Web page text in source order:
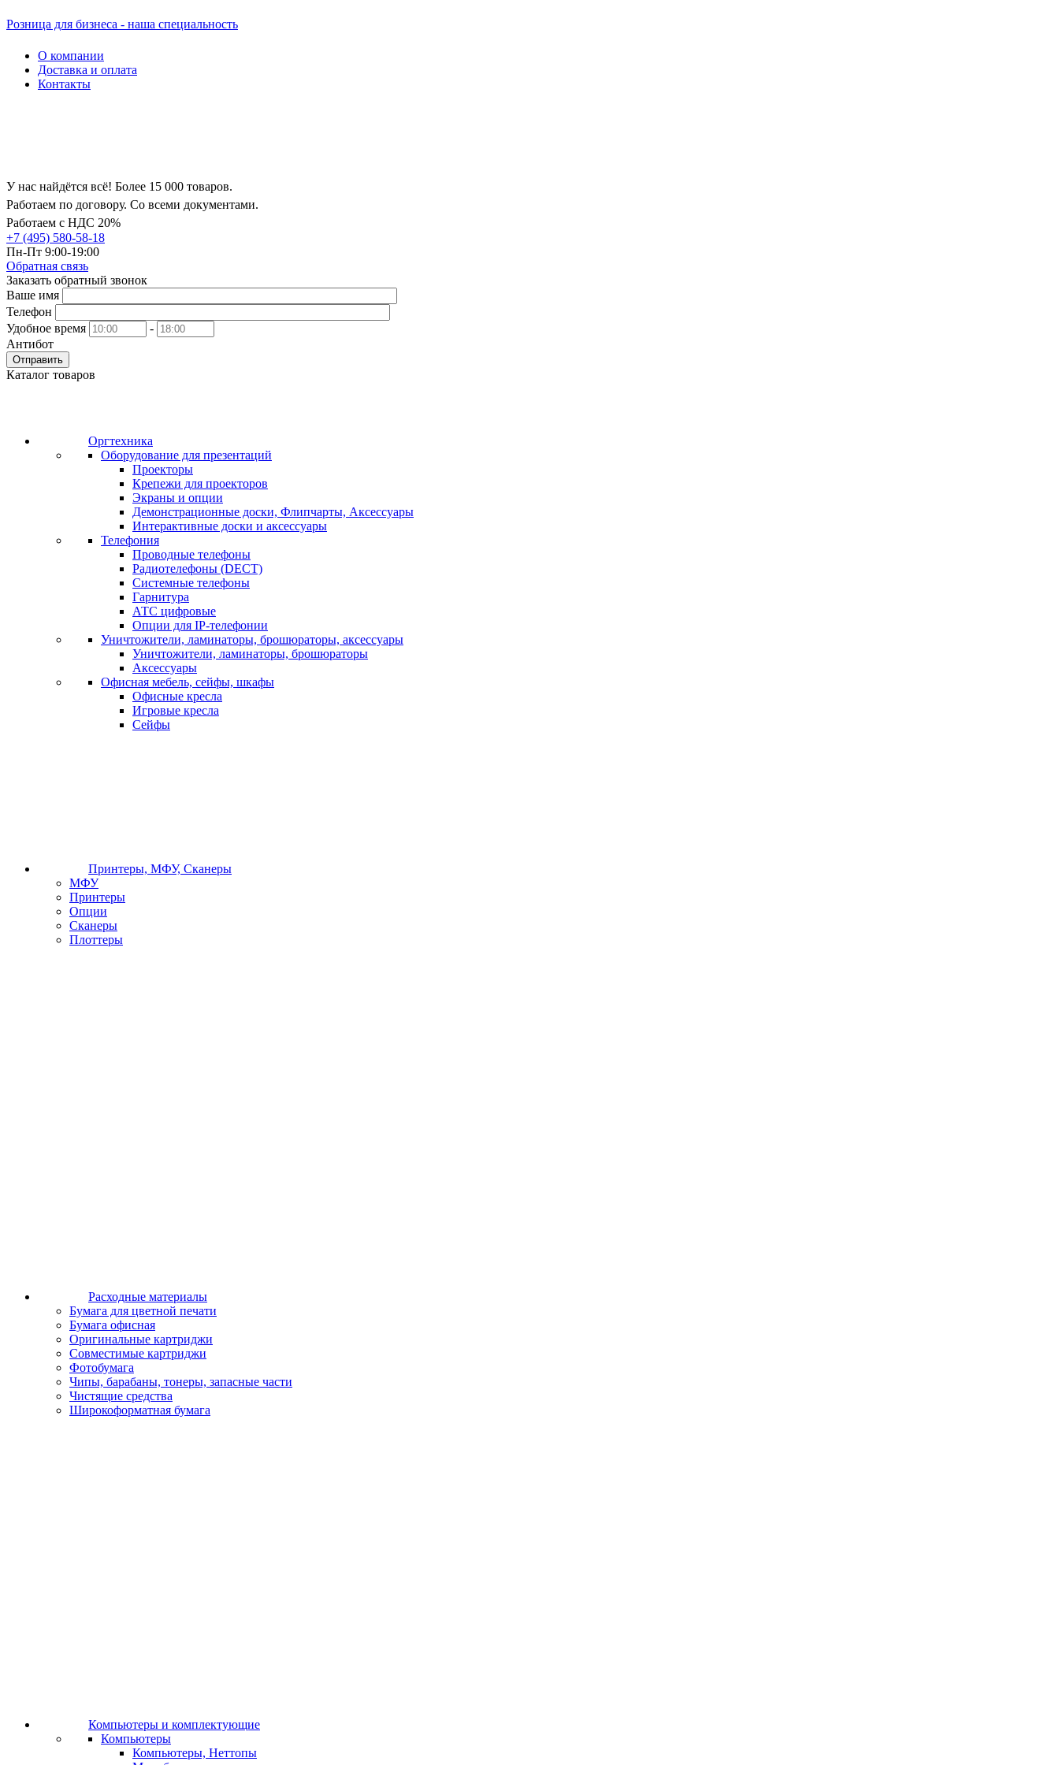
Розница для бизнеса - наша специальность
О компании
Доставка и оплата
Контакты
У нас найдётся всё! Более 15 000 товаров.
Работаем по договору. Со всеми документами.
Работаем с НДС 20%
+7 (495) 580-58-18
Пн-Пт 9:00-19:00
Обратная связь
Заказать обратный звонок
Ваше имя
Телефон
Удобное время
-
Антибот
Отправить
Каталог товаров
Оргтехника
Оборудование для презентаций
Проекторы
Крепежи для проекторов
Экраны и опции
Демонстрационные доски, Флипчарты, Аксессуары
Интерактивные доски и аксессуары
Телефония
Проводные телефоны
Радиотелефоны (DECT)
Системные телефоны
Гарнитура
АТС цифровые
Опции для IP-телефонии
Уничтожители, ламинаторы, брошюраторы, аксессуары
Уничтожители, ламинаторы, брошюраторы
Аксессуары
Офисная мебель, сейфы, шкафы
Офисные кресла
Игровые кресла
Сейфы
Принтеры, МФУ, Сканеры
МФУ
Принтеры
Опции
Сканеры
Плоттеры
Расходные материалы
Бумага для цветной печати
Бумага офисная
Оригинальные картриджи
Совместимые картриджи
Фотобумага
Чипы, барабаны, тонеры, запасные части
Чистящие средства
Широкоформатная бумага
Компьютеры и комплектующие
Компьютеры
Компьютеры, Неттопы